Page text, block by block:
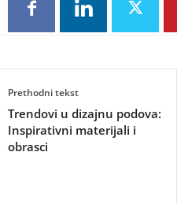
Prethodni tekst
Trendovi u dizajnu podova:
Inspirativni materijali i
obrasci